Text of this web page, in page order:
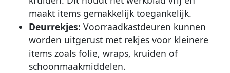
maakt items gemakkelijk toegankelijk.
Deurrekjes: Voorraadkastdeuren kunnen
worden uitgerust met rekjes voor kleinere
items zoals folie, wraps, kruiden of
schoonmaakmiddelen.